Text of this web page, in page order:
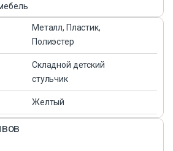
Металл, Пластик,
Полиэстер
Складной детский
стульчик
Желтый